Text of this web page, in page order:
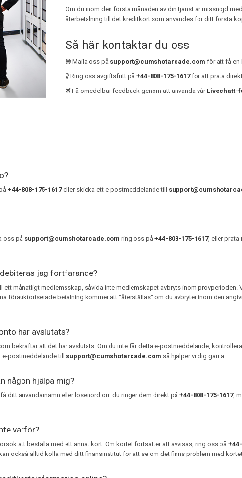
Om du inom den första månaden av din tjänst är missnöjd
återbetalning till det kreditkort som användes för ditt första
Så här kontaktar du oss
Maila oss på support@cumshotarcade.com för att få en
Ring oss avgiftsfritt på +44-808-175-1617för att prata direkt
Få omedelbar feedback genom att använda vår Livechatt-
+44-808-175-1617eller skicka ett e-postmeddelande till
oss på support@cumshotarcade.com ring oss på +44-808-175-1617, eller prata
jag fortfarande?
månatligt medlemsskap, såvida inte medlemskapet avbryts inom
förauktoriserade betalning kommer att "återställas" om du avbryter inom den
har avslutats?
bekräftar att det har avslutats. Om du inte får detta e-postmeddelande,
postmeddelande till support@cumshotarcade.com så hjälper vi dig gärna.
någon hjälpa mig?
ditt användarnamn eller lösenord om du ringer dem direkt på +44-808-175-1617,
varför?
att beställa med ett annat kort. Om kortet fortsätter att avvisas, ring oss på
också alltid kolla med ditt finansinstitut för att se om det finns problem med